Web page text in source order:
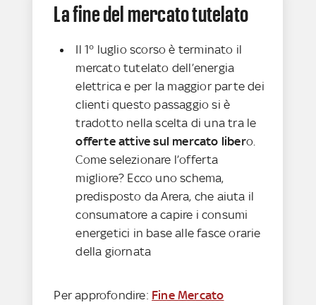
La fine del mercato tutelato
Il 1° luglio scorso è terminato il
mercato tutelato dell’energia
elettrica e per la maggior parte dei
clienti questo passaggio si è
tradotto nella scelta di una tra le
offerte attive sul mercato libero.
Come selezionare l’offerta
migliore? Ecco uno schema,
predisposto da Arera, che aiuta il
consumatore a capire i consumi
energetici in base alle fasce orarie
della giornata
Per approfondire: Fine Mercato